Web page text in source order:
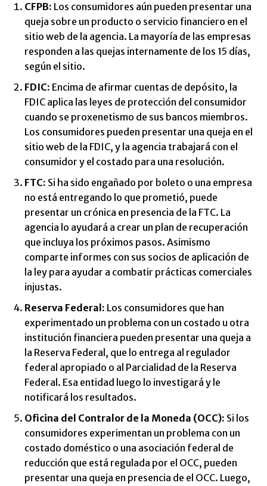
CFPB: Los consumidores aún pueden presentar una
queja sobre un producto o servicio financiero en el
sitio web de la agencia. La mayoría de las empresas
responden a las quejas internamente de los 15 días,
según el sitio.
FDIC: Encima de afirmar cuentas de depósito, la
FDIC aplica las leyes de protección del consumidor
cuando se proxenetismo de sus bancos miembros.
Los consumidores pueden presentar una queja en el
sitio web de la FDIC, y la agencia trabajará con el
consumidor y el costado para una resolución.
FTC: Si ha sido engañado por boleto o una empresa
no está entregando lo que prometió, puede
presentar un crónica en presencia de la FTC. La
agencia lo ayudará a crear un plan de recuperación
que incluya los próximos pasos. Asimismo
comparte informes con sus socios de aplicación de
la ley para ayudar a combatir prácticas comerciales
injustas.
Reserva Federal: Los consumidores que han
experimentado un problema con un costado u otra
institución financiera pueden presentar una queja a
la Reserva Federal, que lo entrega al regulador
federal apropiado o al Parcialidad de la Reserva
Federal. Esa entidad luego lo investigará y le
notificará los resultados.
Oficina del Contralor de la Moneda (OCC): Si los
consumidores experimentan un problema con un
costado doméstico o una asociación federal de
reducción que está regulada por el OCC, pueden
presentar una queja en presencia de el OCC. Luego,